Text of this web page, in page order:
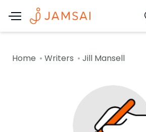
Home Writers Jill Mansell